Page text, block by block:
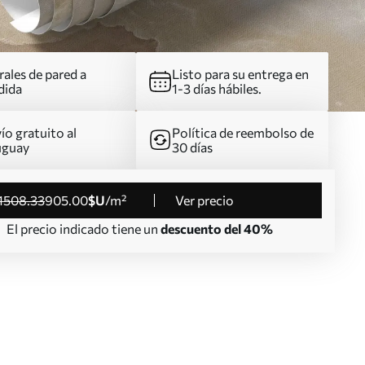
de pared a
Listo para su entrega en
1-3 días hábiles.
gratuito al
Política de reembolso de
30 días
.33905.00$U/m²
Ver precio
El precio indicado tiene un descuento del 40%